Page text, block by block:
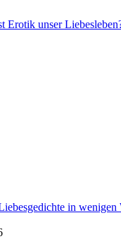
Erotik unser
in wenigen